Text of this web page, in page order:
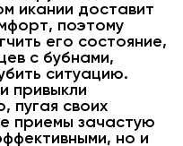
икании доставит
поэтому
его состояние,
с бубнами,
ситуацию.
привыкли
пугая своих
приемы зачастую
но и